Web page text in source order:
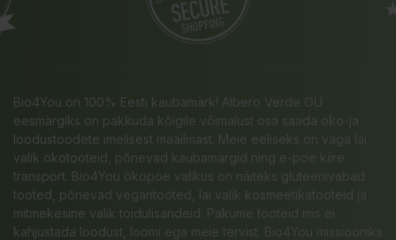
Bio4You on 100% Eesti kaubamärk! Albero Verde OÜ
eesmärgiks on pakkuda kõigile võimalust osa saada öko-ja
loodustoodete imelisest maailmast. Meie eeliseks on väga lai
valik ökotooteid, põnevad kaubamärgid ning e-poe kiire
transport. Bio4You ökopoe valikus on näiteks gluteenivabad
tooted, põnevad vegantooted, lai valik kosmeetikatooteid ja
mitmekesine valik toidulisandeid. Pakume tooteid mis ei
kahjustada loodust, loomi ega meie tervist. Bio4You missiooniks